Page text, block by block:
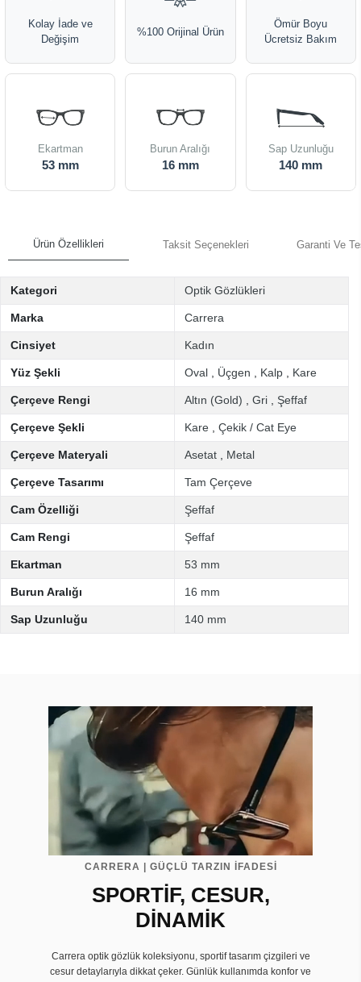
Kolay İade ve
Değişim
%100 Orijinal Ürün
Ömür Boyu
Ücretsiz Bakım
Ekartman
53 mm
Burun Aralığı
16 mm
Sap Uzunluğu
140 mm
Ürün Özellikleri Taksit Seçenekleri Garanti Ve
Kategori Optik Gözlükleri
Marka Carrera
Cinsiyet Kadın
Yüz Şekli Oval Üçgen Kalp Kare
Çerçeve Rengi Altın (Gold) Gri Şeffaf
Çerçeve Şekli Kare Çekik / Cat Eye
Çerçeve Materyali Asetat Metal
Çerçeve Tasarımı Tam Çerçeve
Cam Özelliği Şeffaf
Cam Rengi Şeffaf
Ekartman 53 mm
Burun Aralığı 16 mm
Sap Uzunluğu 140 mm
CARRERA | GÜÇLÜ TARZIN İFADESİ
SPORTİF, CESUR,
DİNAMİK
Carrera optik gözlük koleksiyonu, sportif tasarım çizgileri ve
cesur detaylarıyla dikkat çeker. Günlük kullanımda konfor ve